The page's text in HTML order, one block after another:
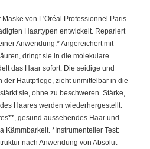
von L'Oréal Professionnel Paris
Haartypen entwickelt. Repariert
Anwendung.* Angereichert mit
dringt sie in die molekulare
das Haar sofort. Die seidige und
der Hautpflege, zieht unmittelbar in die
sie, ohne zu beschweren. Stärke,
Haares werden wiederhergestellt.
gesund aussehendes Haar und
Kämmbarkeit. *Instrumenteller Test:
nach Anwendung von Absolut